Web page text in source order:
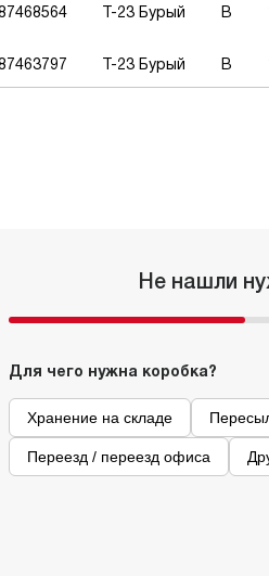
Т-23 Бурый В
Т-23 Бурый В
Т-23 Бурый В
Не нашли
Для чего нужна коробка?
Хранение на складе
Переезд / переезд офиса